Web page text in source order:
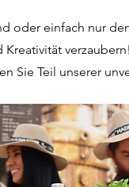
oder einfach nur
Sie Teil unserer